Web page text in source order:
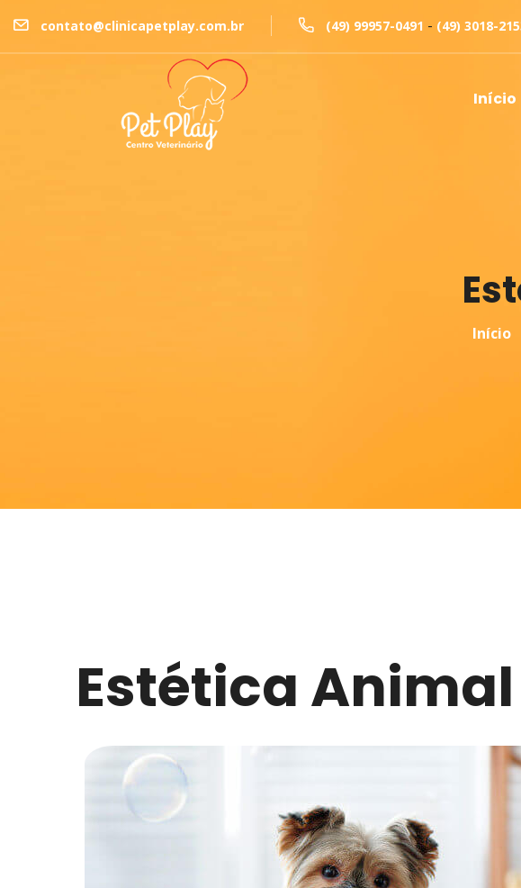
contato@clinicapetplay.com.br (49) 99957-0491 - (49) 3018-
Início
Início
Estética Animal